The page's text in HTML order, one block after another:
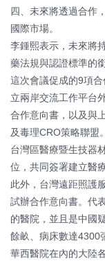
四、未來將透過合作
國際市場。
李鍾熙表示，未來將
藥法規與認證標準的
這次會議促成的9項
立兩岸交流工作平台
合作意向書，以及與
及毒理CRO策略聯盟。
台灣區醫療暨生技器
位，共同簽署建立醫
此外，台灣遠距照護
試辦合作意向書。代
的醫院，並且是中國
餘畝、病床數達4300
華西醫院在內的大陸